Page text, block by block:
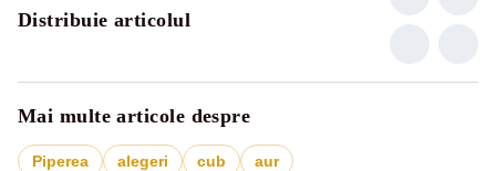
Distribuie articolul
Mai multe articole despre
Piperea alegeri cub aur